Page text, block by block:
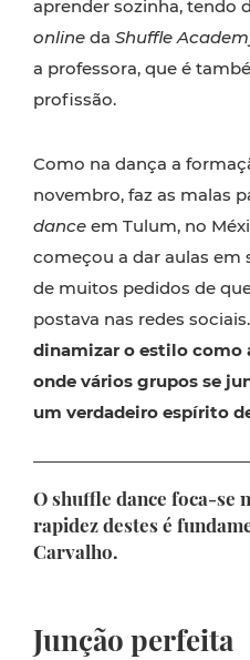
aprender sozinha, tendo
online da Shuffle
a professora, que é
profissão.
Como na dança a
novembro, faz as malas
dance em Tulum, no
começou a dar aulas em
de muitos pedidos de
postava nas redes sociais.
dinamizar o estilo como
onde vários grupos se
um verdadeiro espírito
O shuffle dance foca-se
rapidez destes é
Carvalho.
Junção perfeita